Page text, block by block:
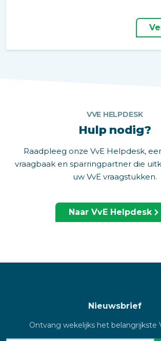
VVE HELPDESK
Hulp nodig?
Raadpleeg onze VvE Helpdesk,
vraagbaak en sparringpartner die
uw VvE vraagstukken.
Naar VvE Helpdesk
Nieuwsbrief
Ontvang wekelijks het belangrijkste